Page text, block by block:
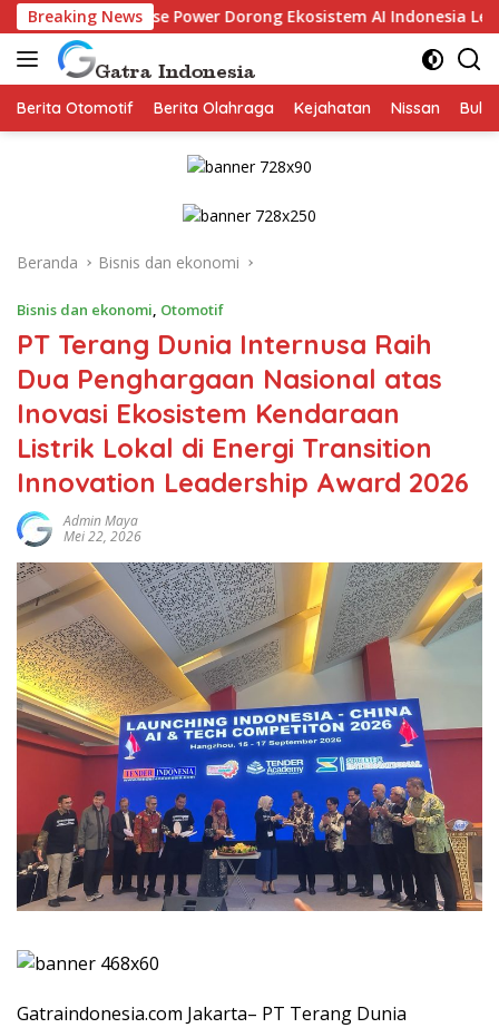
Langsung
ke
konten
Breaking News
Power Dorong Ekosistem AI Indonesia Lewat Pendidikan
Berita Otomotif Berita Olahraga Kejahatan Nissan
Beranda Bisnis dan ekonomi
Bisnis dan ekonomi Otomotif
PT Terang Dunia Internusa Raih
Dua Penghargaan Nasional atas
Inovasi Ekosistem Kendaraan
Listrik Lokal di Energi Transition
Innovation Leadership Award 2026
Admin Maya
Mei 22, 2026
Gatraindonesia.com Jakarta– PT Terang Dunia